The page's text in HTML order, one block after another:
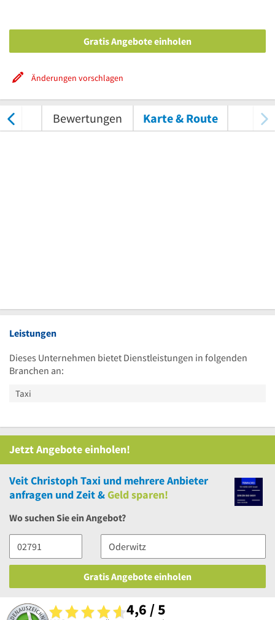
Gratis Angebote einholen
Änderungen vorschlagen
Bewertungen Karte & Route
Leistungen
Dieses Unternehmen bietet Dienstleistungen in folgenden
Branchen an:
Taxi
Jetzt Angebote einholen!
Veit Christoph Taxi und mehrereAnbieter
anfragen und Zeit &Geld sparen!
Wo suchen Sie ein Angebot?
Gratis Angebote einholen
4,6 / 5